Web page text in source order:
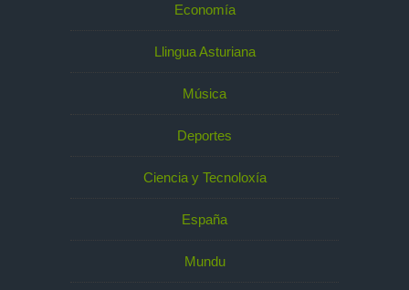
Economía
Llingua Asturiana
Música
Deportes
Ciencia y Tecnoloxía
España
Mundu